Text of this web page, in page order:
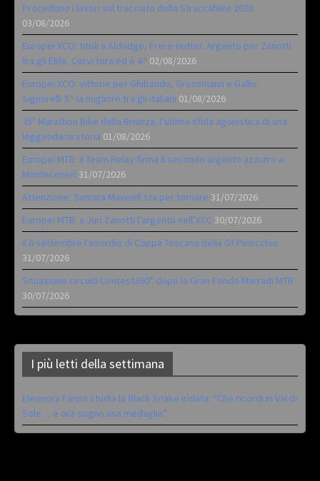
Procedono i lavori sul tracciato della Straccabike 2026
03/08/2026
Europei XCO: titoli a Aldridge, Frei e Hutter. Argento per Zanotti
tra gli Elite. Corvi fora ed è 4^ 02/08/2026
Europei XCO: vittorie per Ghibaudo, Grossmann e Gallis.
Signorelli 5^ la migliore tra gli italiani 01/08/2026
35ª Marathon Bike della Brianza: l’ultima sfida agonistica di una
leggendaria storia 01/08/2026
Europei MTB: il Team Relay firma il secondo argento azzurro a
Monteceneri 31/07/2026
Attenzione: Samara Maxwell sta per tornare 31/07/2026
Europei MTB: a Juri Zanotti l’argento nell’XCC 30/07/2026
Il 6 settembre l’esordio di Coppa Toscana della Gf Pinocchio
31/07/2026
Situazione circuiti Contest360° dopo la Gran Fondo Marradi MTB
30/07/2026
I più letti della settimana
Eleonora Farina studia la Black Snake iridata: “Che ricordi in Val di
Sole… e ora sogno una medaglia”